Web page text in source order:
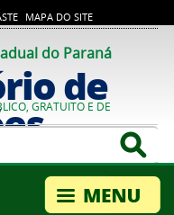
MAPA DO SITE
do Paraná
de
GRATUITO E DE